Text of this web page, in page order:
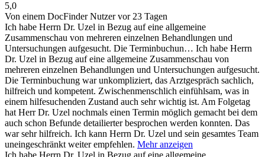
5,0
Von einem DocFinder Nutzervor 23 Tagen
Ich habe Herrn Dr. Uzel in Bezug auf eine allgemeine
Zusammenschau von mehreren einzelnen Behandlungen und
Untersuchungen aufgesucht. Die Terminbuchun… Ich habe Herrn
Dr. Uzel in Bezug auf eine allgemeine Zusammenschau von
mehreren einzelnen Behandlungen und Untersuchungen aufgesucht.
Die Terminbuchung war unkompliziert, das Arztgespräch sachlich,
hilfreich und kompetent. Zwischenmenschlich einfühlsam, was in
einem hilfesuchenden Zustand auch sehr wichtig ist. Am Folgetag
hat Herr Dr. Uzel nochmals einen Termin möglich gemacht bei dem
auch schon Befunde detailierter besprochen werden konnten. Das
war sehr hilfreich. Ich kann Herrn Dr. Uzel und sein gesamtes Team
uneingeschränkt weiter empfehlen. Mehr anzeigen
Ich habe Herrn Dr. Uzel in Bezug auf eine allgemeine